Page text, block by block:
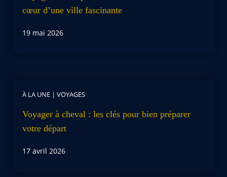
cœur d’une ville fascinante
19 mai 2026
À LA UNE | VOYAGES
Voyager à cheval : les clés pour bien préparer
votre départ
17 avril 2026